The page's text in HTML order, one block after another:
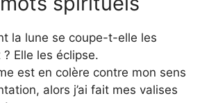
la lune se coupe-t-elle les
? Elle les éclipse.
est en colère contre mon sens
alors j’ai fait mes valises